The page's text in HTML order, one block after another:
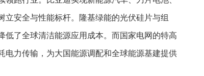
安全与性能标杆。隆基绿能的光伏硅片与组
了全球清洁能源应用成本。而国家电网的特高
电力传输，为大国能源调配和全球能源基建提供